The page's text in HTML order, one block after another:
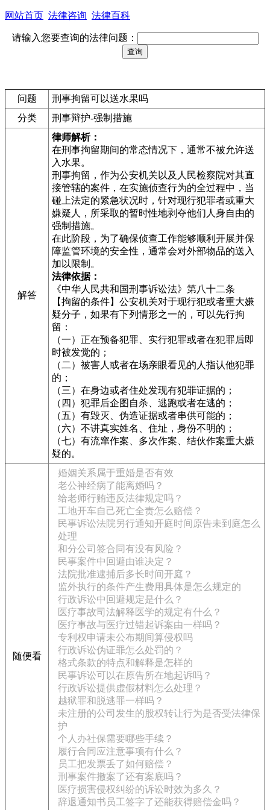
网站首页 法律咨询 法律百科
请输入您要查询的法律问题：
问题
刑事拘留可以送水果吗
分类
刑事辩护-强制措施
解答
律师解析：
在刑事拘留期间的常态情况下，通常不被允许送
入水果。
刑事拘留，作为公安机关以及人民检察院对其直
接管辖的案件，在实施侦查行为的全过程中，当
碰上法定的紧急状况时，针对现行犯罪者或重大
嫌疑人，所采取的暂时性地剥夺他们人身自由的
强制措施。
在此阶段，为了确保侦查工作能够顺利开展并保
障监管环境的安全性，通常会对外部物品的送入
加以限制。
法律依据：
《中华人民共和国刑事诉讼法》第八十二条
【拘留的条件】公安机关对于现行犯或者重大嫌
疑分子，如果有下列情形之一的，可以先行拘
留：
（一）正在预备犯罪、实行犯罪或者在犯罪后即
时被发觉的；
（二）被害人或者在场亲眼看见的人指认他犯罪
的；
（三）在身边或者住处发现有犯罪证据的；
（四）犯罪后企图自杀、逃跑或者在逃的；
（五）有毁灭、伪造证据或者串供可能的；
（六）不讲真实姓名、住址，身份不明的；
（七）有流窜作案、多次作案、结伙作案重大嫌
疑的。
随便看
婚姻关系属于重婚是否有效
老公神经病了能离婚吗？
给老师行贿违反法律规定吗？
工地开车自己死亡全责怎么赔偿？
民事诉讼法院另行通知开庭时间原告未到庭怎么
处理
和分公司签合同有没有风险？
民事案件中回避由谁决定？
法院批准逮捕后多长时间开庭？
监外执行的条件产生费用具体是怎么规定的
行政诉讼中回避规定是什么？
医疗事故司法解释医学的规定有什么？
医疗事故与医疗过错起诉案由一样吗？
专利权申请未公布期间算侵权吗
行政诉讼伪证罪怎么处罚的？
格式条款的特点和解释是怎样的
民事诉讼可以在原告所在地起诉吗？
行政诉讼提供虚假材料怎么处理？
越狱罪和脱逃罪一样吗？
未注册的公司发生的股权转让行为是否受法律保
护
个人办社保需要哪些手续？
履行合同应注意事项有什么？
员工把发票丢了如何赔偿？
刑事案件撤案了还有案底吗？
医疗损害侵权纠纷的诉讼时效为多久？
辞退通知书员工签字了还能获得赔偿金吗？